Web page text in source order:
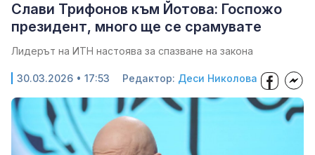
Слави Трифонов към Йотова: Госпожо
президент, много ще се срамувате
Лидерът на ИТН настоява за спазване на закона
30.03.2026 • 17:53 Редактор: Деси Николова